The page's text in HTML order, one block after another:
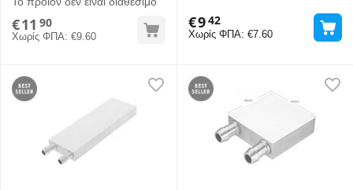
€11 90
Χωρίς ΦΠΑ: €9.60
€942
Χωρίς ΦΠΑ: €7.60